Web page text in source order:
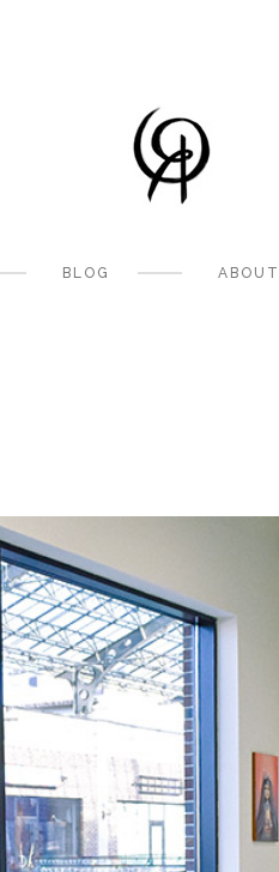
BLOG ABOUT